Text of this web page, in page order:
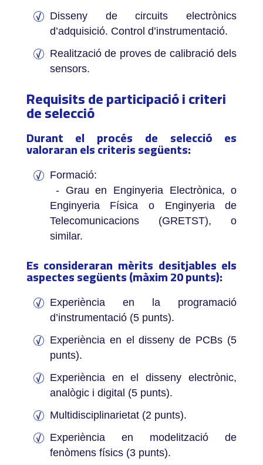
Disseny de circuits electrònics
d’adquisició. Control d’instrumentació.
Realització de proves de calibració dels
sensors.
Requisits de participació i criteri
de selecció
Durant el procés de selecció es
valoraran els criteris següents:
Formac­ió:
- Grau en Enginyeria Electrònica, o
Enginyeria Física o Enginyeria de
Telecomunicacions (GRETST), o
similar.
Es consideraran mèrits desitjables els
aspectes següents (màxim 20 punts):
­Experiència en la programació
d’instrumentació (5 punts).
Experiència en el disseny de PCBs (5
punts).
Experiència en el disseny electrònic,
analògic i digital (5 punts).
Multidisciplinarietat (2 punts).
Experiència en modelització de
fenòmens físics (3 punts).